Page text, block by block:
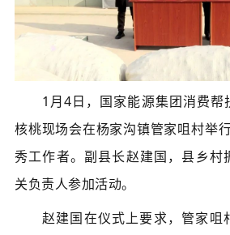
1月4日，国家能源集团消费帮
核桃现场会在杨家沟镇管家咀村举
秀工作者。副县长赵建国，县乡村
关负责人参加活动。
赵建国在仪式上要求，管家咀